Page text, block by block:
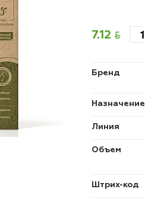
7.12 BYN
Бренд
Назначение
Линия
Объем
Штрих-код